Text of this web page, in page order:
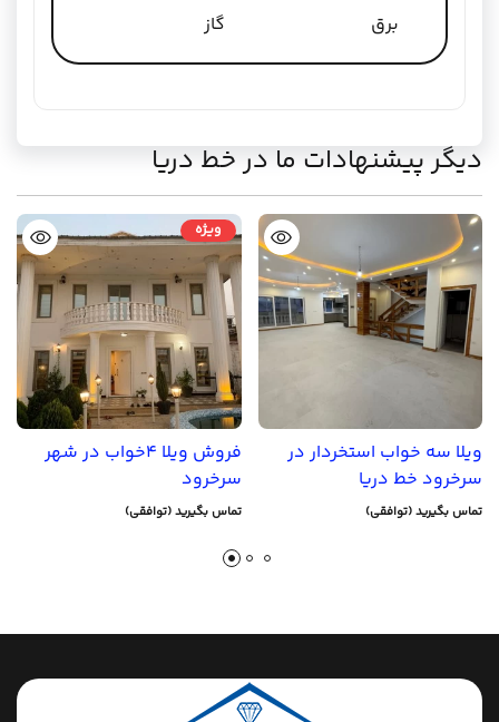
برق
گاز
دیگر پیشنهادات ما در خط دریا
ویژه
فروش ویلا 4خواب در شهر
سرخرود
تماس بگیرید (توافقی)
ویلا سه خواب استخردار در
سرخرود خط دریا
تماس بگیرید (توافقی)